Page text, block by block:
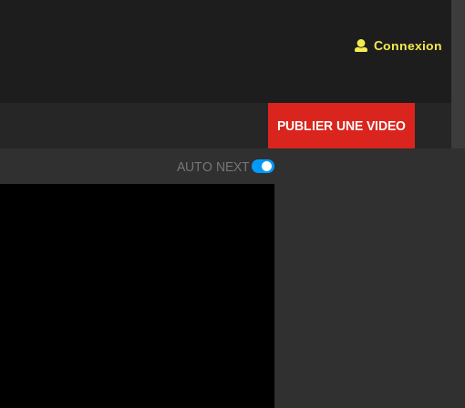
Connexion
PUBLIER UNE VIDEO
AUTO NEXT